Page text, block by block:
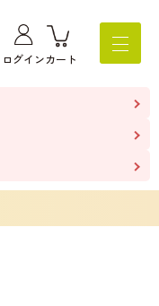
ログインカート